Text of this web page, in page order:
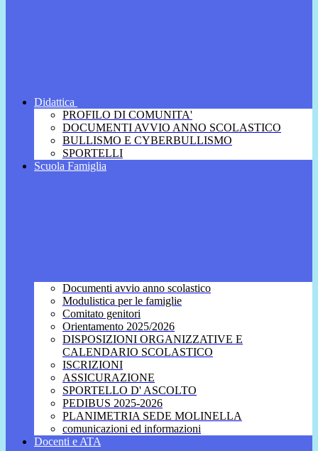
Didattica
PROFILO DI COMUNITA'
DOCUMENTI AVVIO ANNO SCOLASTICO
BULLISMO E CYBERBULLISMO
SPORTELLI
Scuola Famiglia
Documenti avvio anno scolastico
Modulistica per le famiglie
Comitato genitori
Orientamento 2025/2026
DISPOSIZIONI ORGANIZZATIVE E
CALENDARIO SCOLASTICO
ISCRIZIONI
ASSICURAZIONE
SPORTELLO D' ASCOLTO
PEDIBUS 2025-2026
PLANIMETRIA SEDE MOLINELLA
comunicazioni ed informazioni
Docenti e ATA